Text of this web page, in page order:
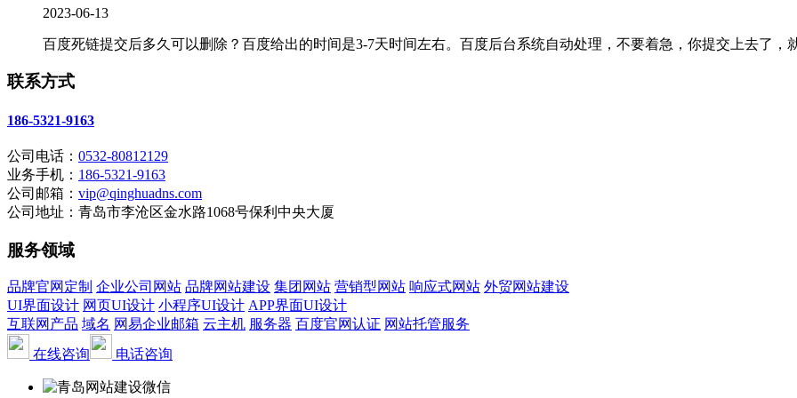
2023-06-13
百度死链提交后多久可以删除？百度给出的时间是3-7天时间左右。百度后台系统自动处理，不要着急，你提交上去了，
联系方式
186-5321-9163
公司电话： 0532-80812129
业务手机： 186-5321-9163
公司邮箱： vip@qinghuadns.com
公司地址：青岛市李沧区金水路1068号保利中央大厦
服务领域
品牌官网定制 企业公司网站 品牌网站建设 集团网站 营销型网站 响应式网站 外贸网站建设
UI界面设计 网页UI设计 小程序UI设计 APP界面UI设计
互联网产品 域名 网易企业邮箱 云主机 服务器 百度官网认证 网站托管服务
在线咨询
电话咨询